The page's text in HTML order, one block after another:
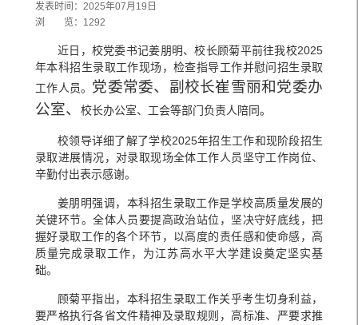
发表时间：2025年07月19日
浏 览： 1292
近日，校党委书记姜朋明、校长顾菊平前往我校2025
年本科招生录取工作现场，检查指导工作并慰问招生录取
工作人员。 党委常委、副校长崔雪丽和党委办
公室、
校长办公室、工会等部门负责人陪同。
校领导详细了解了学校2025年招生工作和现阶段招生
录取进展情况，对录取现场全体工作人员坚守工作岗位、
辛勤付出表示感谢。
姜朋明强调，本科招生录取工作是学校高质量发展的
关键环节。全体人员要提高政治站位，坚决守好底线，把
握好录取工作的各个环节，以高度的责任感和使命感，高
质量完成录取工作，为江苏高水平大学建设奠定坚实基
础。
顾菊平指出，本科招生录取工作关乎考生切身利益，
要严格执行各省文件精神及录取规则，高标准、严要求推